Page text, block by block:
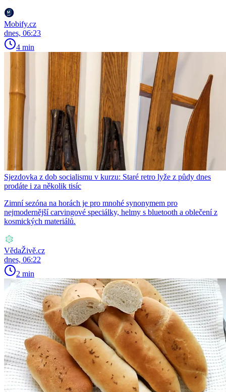
Mobify.cz
dnes, 06:23
4 min
Sjezdovka z dob socialismu v kurzu: Staré retro lyže z půdy dnes
prodáte i za několik tisíc
Zimní sezóna na horách je pro mnohé synonymem pro
nejmodernější carvingové speciálky, helmy s bluetooth a oblečení z
kosmických materiálů.
VědaŽivě.cz
dnes, 06:22
2 min